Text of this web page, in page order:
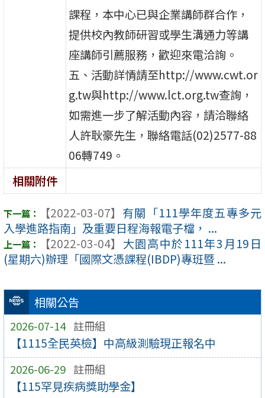
相關公告
2026-07-14 註冊組
【1115全民英檢】中高級測驗現正報名中
2026-06-29 註冊組
【115罕見疾病獎助學金】
課程，本中心已與企業講師群合作，
提供校內教師研習或學生溝通力等講
座講師引薦服務，歡迎來電洽詢。
五、活動詳情請至http://www.cwt.or
g.tw與http://www.lct.org.tw查詢，
如需進一步了解活動內容，請洽聯絡
人許耿豪先生，聯絡電話(02)2577-88
06轉749。
相關附件
【2022-03-07】 有關「111學年度五專多元
入學進路指南」及重要日程海報電子檔， ...
【2022-03-04】 大園高中於111年3月19日
(星期六)辦理「國際文憑課程(IBDP)專班暨 ...